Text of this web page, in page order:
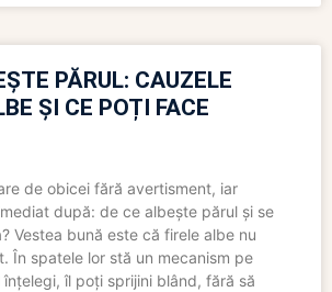
PĂRUL: CAUZELE
ȘI CE POȚI FACE
de obicei fără avertisment, iar
după: de ce albește părul și se
Vestea bună este că firele albe nu
În spatele lor stă un mecanism pe
îl poți sprijini blând, fără să